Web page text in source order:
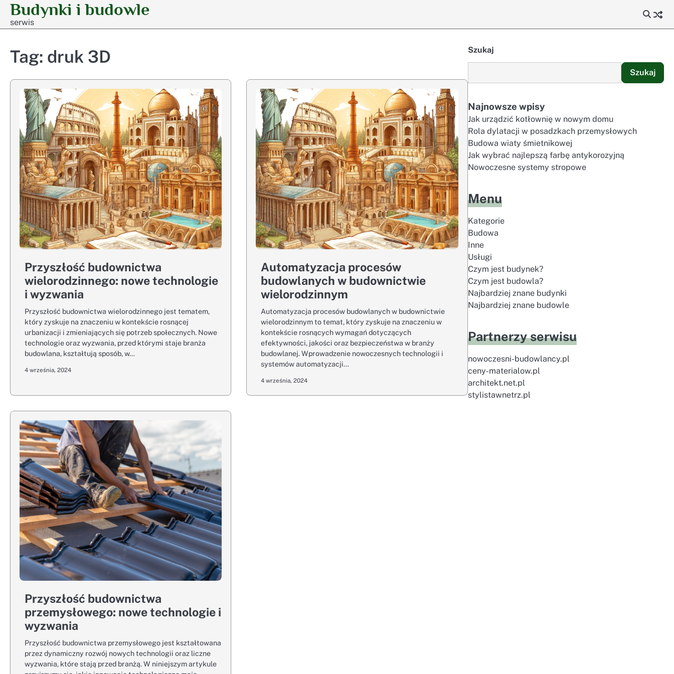
Skip
content
Budynki i budowle
serwis
Tag: druk 3D
Przyszłość budownictwa
wielorodzinnego: nowe technologie
i wyzwania
Przyszłość budownictwa wielorodzinnego jest tematem,
który zyskuje na znaczeniu w kontekście rosnącej
urbanizacji i zmieniających się potrzeb społecznych. Nowe
technologie oraz wyzwania, przed którymi staje branża
budowlana, kształtują sposób, w…
4 września, 2024
Automatyzacja procesów
budowlanych w budownictwie
wielorodzinnym
Automatyzacja procesów budowlanych w budownictwie
wielorodzinnym to temat, który zyskuje na znaczeniu w
kontekście rosnących wymagań dotyczących
efektywności, jakości oraz bezpieczeństwa w branży
budowlanej. Wprowadzenie nowoczesnych technologii i
systemów automatyzacji…
4 września, 2024
Przyszłość budownictwa
przemysłowego: nowe technologie i
wyzwania
Przyszłość budownictwa przemysłowego jest kształtowana
przez dynamiczny rozwój nowych technologii oraz liczne
wyzwania, które stają przed branżą. W niniejszym artykule
Szukaj
Szukaj
Najnowsze wpisy
Jak urządzić kotłownię w nowym domu
Rola dylatacji w posadzkach przemysłowych
Budowa wiaty śmietnikowej
Jak wybrać najlepszą farbę antykorozyjną
Nowoczesne systemy stropowe
Menu
Kategorie
Budowa
Inne
Usługi
Czym jest budynek?
Czym jest budowla?
Najbardziej znane budynki
Najbardziej znane budowle
Partnerzy serwisu
nowoczesni-budowlancy.pl
ceny-materialow.pl
architekt.net.pl
stylistawnetrz.pl